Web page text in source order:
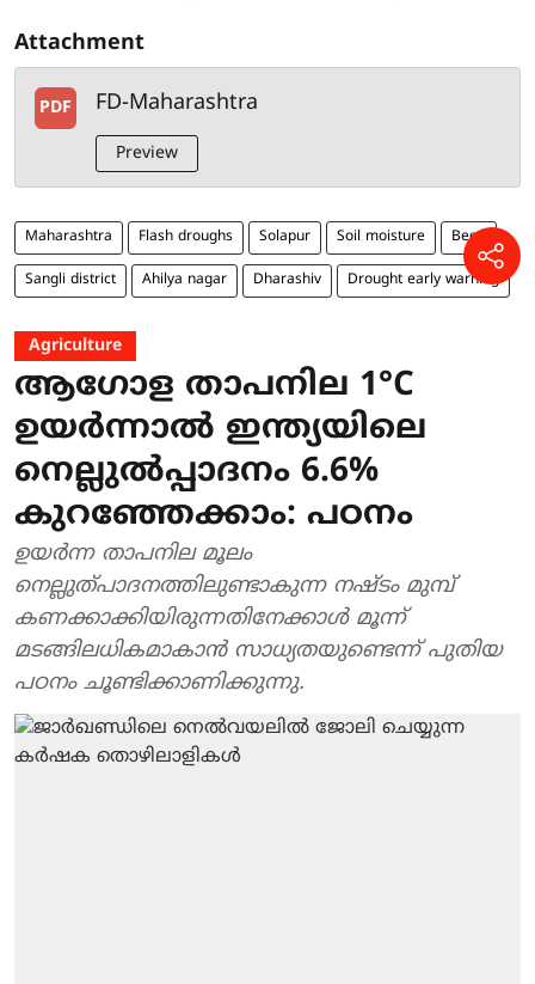
Attachment
PDF FD-Maharashtra
Preview
Maharashtra Flash droughs Solapur Soil moisture Beed
Sangli district Ahilya nagar Dharashiv Drought early warning
Agriculture
ആഗോള താപനില 1°C
ഉയർന്നാൽ ഇന്ത്യയിലെ
നെല്ലുൽപ്പാദനം 6.6%
കുറഞ്ഞേക്കാം: പഠനം
ഉയർന്ന താപനില മൂലം
നെല്ലുത്പാദനത്തിലുണ്ടാകുന്ന നഷ്ടം മുമ്പ്
കണക്കാക്കിയിരുന്നതിനേക്കാൾ മൂന്ന്
മടങ്ങിലധികമാകാൻ സാധ്യതയുണ്ടെന്ന് പുതിയ
പഠനം ചൂണ്ടിക്കാണിക്കുന്നു.